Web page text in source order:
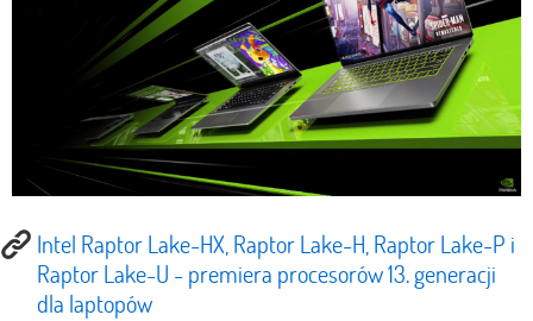
Intel Raptor Lake-HX, Raptor Lake-H, Raptor Lake-P i
Raptor Lake-U - premiera procesorów 13. generacji
dla laptopów